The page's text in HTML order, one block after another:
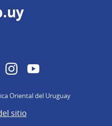
TwitterInstagramYouTube
Oriental del Uruguay
sitio